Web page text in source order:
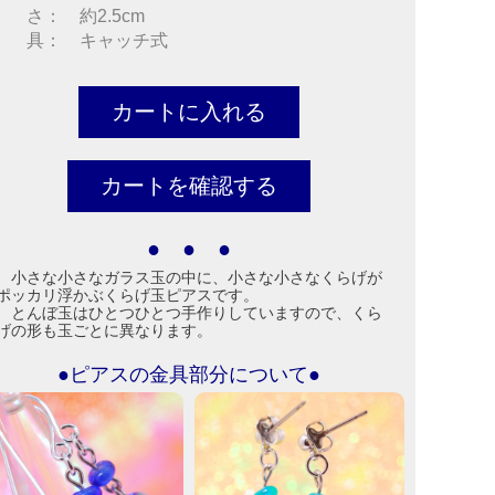
さ： 約2.5cm
： キャッチ式
● ● ●
さな小さなガラス玉の中に、小さな小さなくらげが
ッカリ浮かぶくらげ玉ピアスです。
んぼ玉はひとつひとつ手作りしていますので、くら
の形も玉ごとに異なります。
●ピアスの金具部分について●